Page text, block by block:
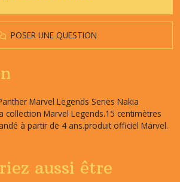
POSER UNE QUESTION
Marvel Legends Series Nakia
collection Marvel Legends.15 centimètres
à partir de 4 ans.produit officiel Marvel.
aussi être